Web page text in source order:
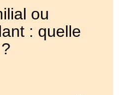
ou
: quelle